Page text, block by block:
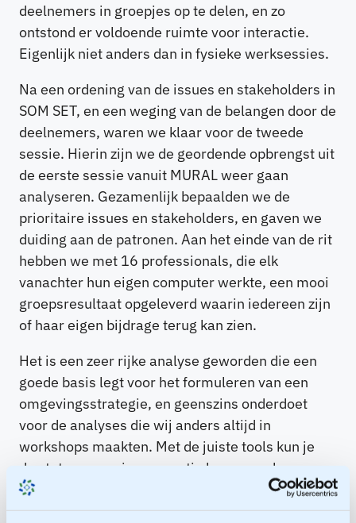
deelnemers in groepjes op te delen, en zo
ontstond er voldoende ruimte voor interactie.
Eigenlijk niet anders dan in fysieke werksessies.
Na een ordening van de issues en stakeholders in
SOM SET, en een weging van de belangen door de
deelnemers, waren we klaar voor de tweede
sessie. Hierin zijn we de geordende opbrengst uit
de eerste sessie vanuit MURAL weer gaan
analyseren. Gezamenlijk bepaalden we de
prioritaire issues en stakeholders, en gaven we
duiding aan de patronen. Aan het einde van de rit
hebben we met 16 professionals, die elk
vanachter hun eigen computer werkte, een mooi
groepsresultaat opgeleverd waarin iedereen zijn
of haar eigen bijdrage terug kan zien.
Het is een zeer rijke analyse geworden die een
goede basis legt voor het formuleren van een
omgevingsstrategie, en geenszins onderdoet
voor de analyses die wij anders altijd in
workshops maakten. Met de juiste tools kun je
dus tot een mooie co-creatie komen, ook
vanachter je PC!